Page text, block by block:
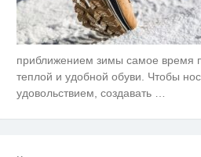
приближением зимы самое время
теплой и удобной обуви. Чтобы
удовольствием, создавать …
Ролик длится
а смеяться вы будете
пересмотришь не раз